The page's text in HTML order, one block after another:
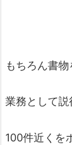
もちろん書物
業務として説
100件近くを